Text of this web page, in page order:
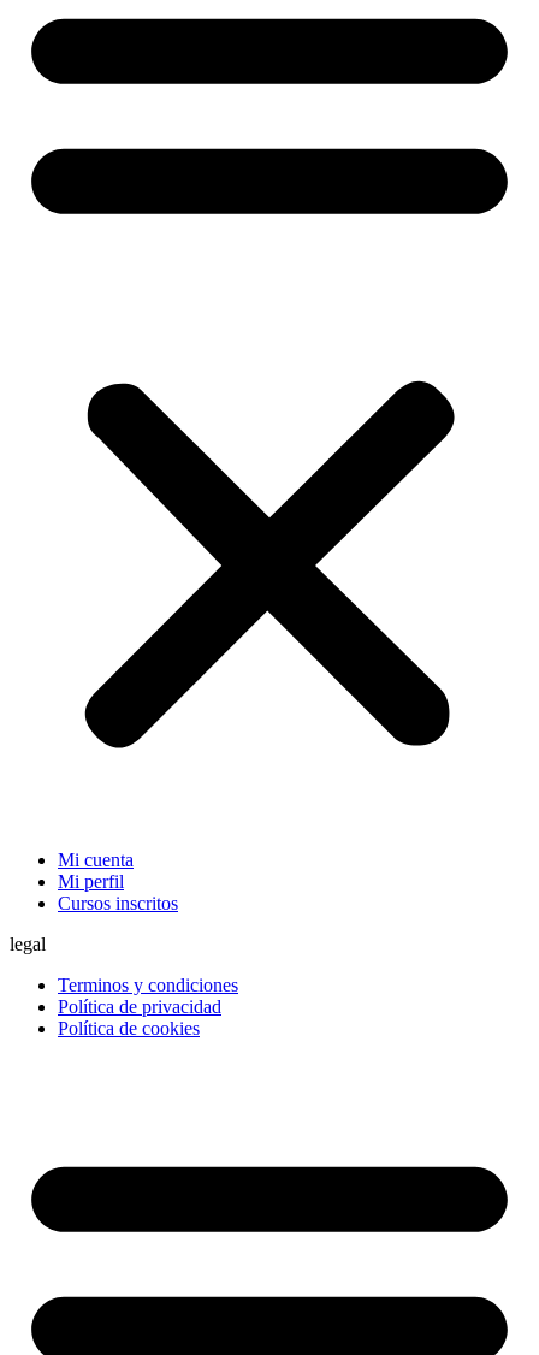
Mi cuenta
Mi perfil
Cursos inscritos
legal
Terminos y condiciones
Política de privacidad
Política de cookies